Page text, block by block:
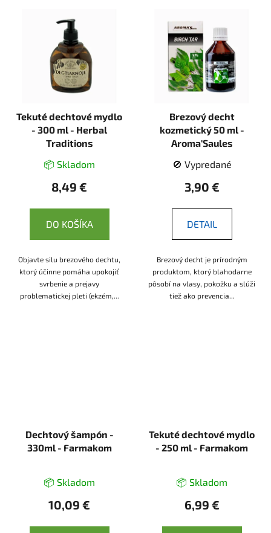
Tekuté dechtové mydlo
- 300 ml - Herbal
Traditions
📦 Skladom
8,49 €
DO KOŠÍKA
Objavte silu brezového dechtu,
ktorý účinne pomáha upokojiť
svrbenie a prejavy
problematickej pleti (ekzém,...
Brezový decht
kozmetický 50 ml -
Aroma'Saules
🚫 Vypredané
3,90 €
DETAIL
Brezový decht je prírodným
produktom, ktorý blahodarne
pôsobí na vlasy, pokožku a slúži
tiež ako prevencia...
Dechtový šampón -
330ml - Farmakom
📦 Skladom
10,09 €
Tekuté dechtové mydlo
- 250 ml - Farmakom
📦 Skladom
6,99 €